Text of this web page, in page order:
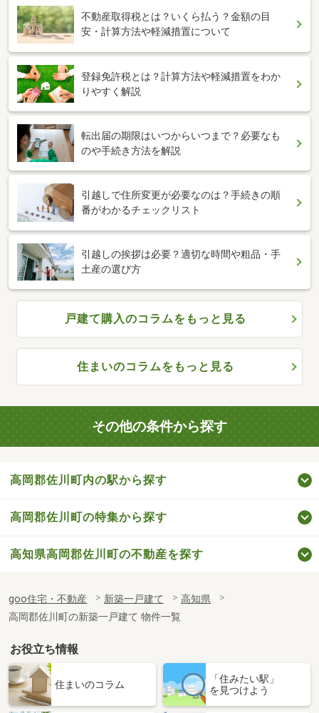
不動産取得税とは？いくら払う？金額の目
安・計算方法や軽減措置について
登録免許税とは？計算方法や軽減措置をわか
りやすく解説
転出届の期限はいつからいつまで？必要なも
のや手続き方法を解説
引越しで住所変更が必要なのは？手続きの順
番がわかるチェックリスト
引越しの挨拶は必要？適切な時間や粗品・手
土産の選び方
戸建て購入のコラムをもっと見る
住まいのコラムをもっと見る
その他の条件から探す
高岡郡佐川町内の駅から探す
高岡郡佐川町の特集から探す
高知県高岡郡佐川町の不動産を探す
goo住宅・不動産 新築一戸建て
高知県
高岡郡佐川町の新築一戸建て 物件一覧
お役立ち情報
住まいのコラム
「住みたい駅」
を見つけよう